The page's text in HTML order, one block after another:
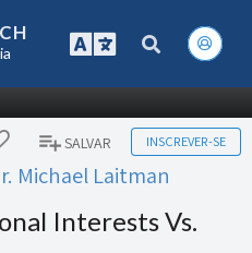
SALVAR INSCREVER-SE
Michael Laitman
Interests Vs.